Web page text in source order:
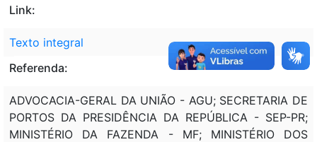
Link:
Texto integral
Referenda:
ADVOCACIA-GERAL DA UNIÃO - AGU; SECRETARIA DE
PORTOS DA PRESIDÊNCIA DA REPÚBLICA - SEP-PR;
MINISTÉRIO DA FAZENDA - MF; MINISTÉRIO DOS